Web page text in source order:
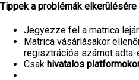
Tippek a problémák elkerülésére
Jegyezze fel a matrica
Matrica vásárlásakor
regisztrációs számot adta-
Csak hivatalos